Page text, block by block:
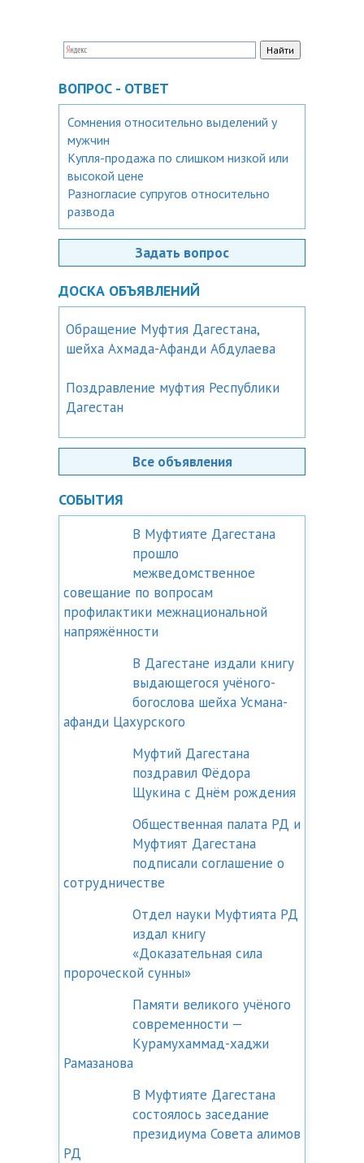
ВОПРОС - ОТВЕТ
Сомнения относительно выделений у
мужчин
Купля-продажа по слишком низкой или
высокой цене
Разногласие супругов относительно
развода
Задать вопрос
ДОСКА ОБЪЯВЛЕНИЙ
Обращение Муфтия Дагестана,
шейха Ахмада-Афанди Абдулаева
Поздравление муфтия Республики
Дагестан
Все объявления
СОБЫТИЯ
В Муфтияте Дагестана
прошло
межведомственное
совещание по вопросам
профилактики межнациональной
напряжённости
В Дагестане издали книгу
выдающегося учёного-
богослова шейха Усмана-
афанди Цахурского
Муфтий Дагестана
поздравил Фёдора
Щукина с Днём рождения
Общественная палата РД и
Муфтият Дагестана
подписали соглашение о
сотрудничестве
Отдел науки Муфтията РД
издал книгу
«Доказательная сила
пророческой сунны»
Памяти великого учёного
современности —
Курамухаммад-хаджи
Рамазанова
В Муфтияте Дагестана
состоялось заседание
президиума Совета алимов
РД